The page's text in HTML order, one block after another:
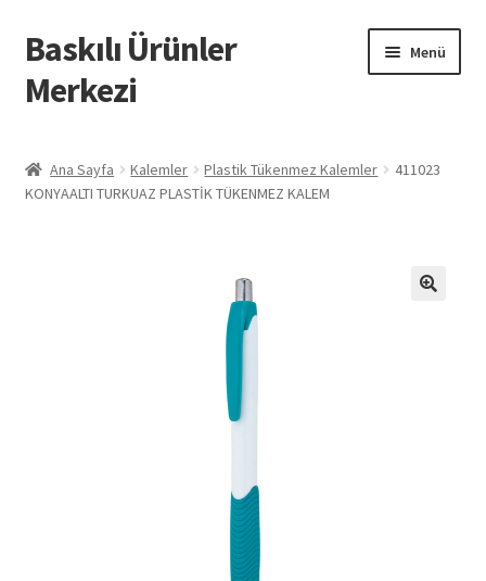
Dolaşıma
geç
İçeriğe
geç
Baskılı Ürünler
Merkezi
Menü
Baskılı Ürünler
Ana Sayfa Kalemler Plastik Tükenmez Kalemler
411023
KONYAALTI TURKUAZ PLASTİK TÜKENMEZ KALEM